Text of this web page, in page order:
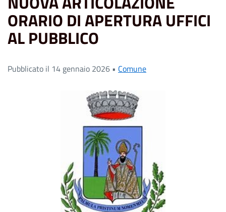
ORARIO DI APERTURA UFFICI
AL PUBBLICO
Pubblicato il 14 gennaio 2026 • Comune